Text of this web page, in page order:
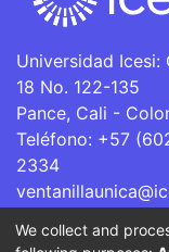
Universidad Icesi:
18 No. 122-135
Pance, Cali -
Teléfono: +57
2334
La Universidad
We collect and